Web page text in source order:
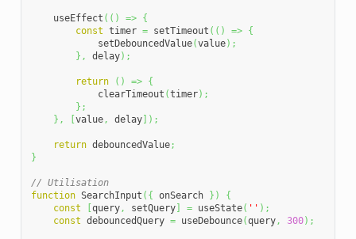
    useEffect
( ( ) =>
{
const timer = setTimeout ( ( ) =>
{
            setDebouncedValue
(value) ;
} , delay) ;
return ( ) =>
{
            clearTimeout
(timer) ;
} ;
} , [value, delay] ) ;
return debouncedValue;
}
// Utilisation
function SearchInput ( { onSearch } )
{
const
[query, setQuery] = useState( '' ) ;
const debouncedQuery = useDebounce(query, 300) ;